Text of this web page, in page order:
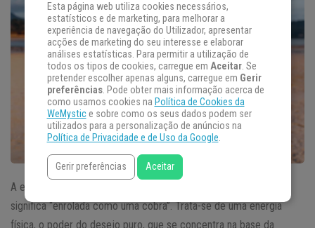
A energia
significa “enrolada como uma cobra”. Trata-se de uma energia
física, o poder do desejo puro, que se concentra na base da
Esta página web utiliza cookies necessários,
estatísticos e de marketing, para melhorar a
experiência de navegação do Utilizador, apresentar
acções de marketing do seu interesse e elaborar
análises estatísticas. Para permitir a utilização de
todos os tipos de cookies, carregue em Aceitar. Se
pretender escolher apenas alguns, carregue em Gerir
preferências. Pode obter mais informação acerca de
como usamos cookies na Política de Cookies da
WeMystice sobre como os seus dados podem ser
utilizados para a personalização de anúncios na
Política de Privacidade e de Uso da Google.
Gerir preferências Aceitar